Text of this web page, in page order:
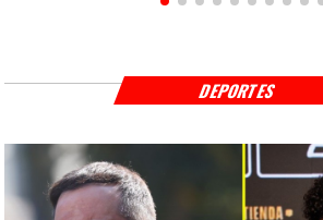
DEPORTES